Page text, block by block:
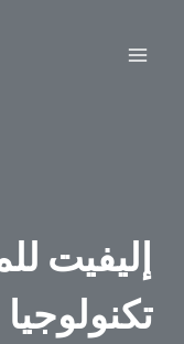
إليفيت